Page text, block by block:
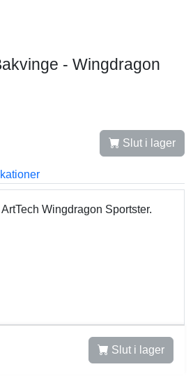
- Wingdragon
Slut i lager
Wingdragon Sportster.
Slut i lager